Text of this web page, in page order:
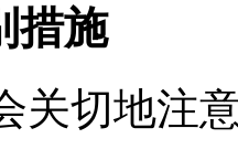
措施
关切地注